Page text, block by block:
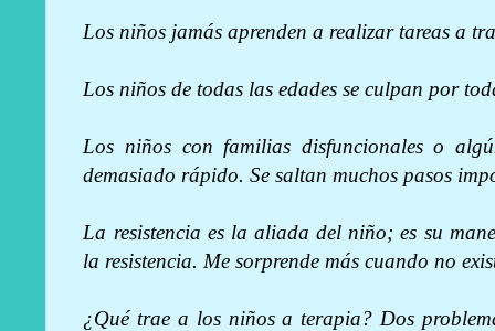
Los niños jamás aprenden a realizar tareas a
Los niños de todas las edades se culpan por
Los niños con familias disfuncionales o
demasiado rápido. Se saltan muchos pasos
La resistencia es la aliada del niño; es su
la resistencia. Me sorprende más cuando no
¿Qué trae a los niños a terapia? Dos